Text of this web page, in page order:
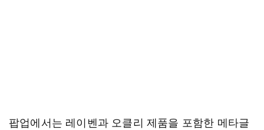
팝업에서는 레이벤과 오클리 제품을 포함한 메타글